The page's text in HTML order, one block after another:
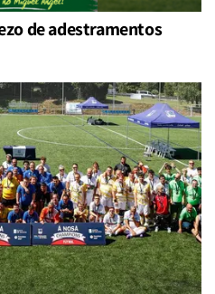
de adestramentos